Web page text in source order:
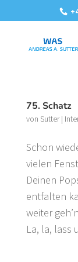
75. Schatz
von Sutter|
Schon
vielen
Deinen
entfalten
weiter
La, la, lass